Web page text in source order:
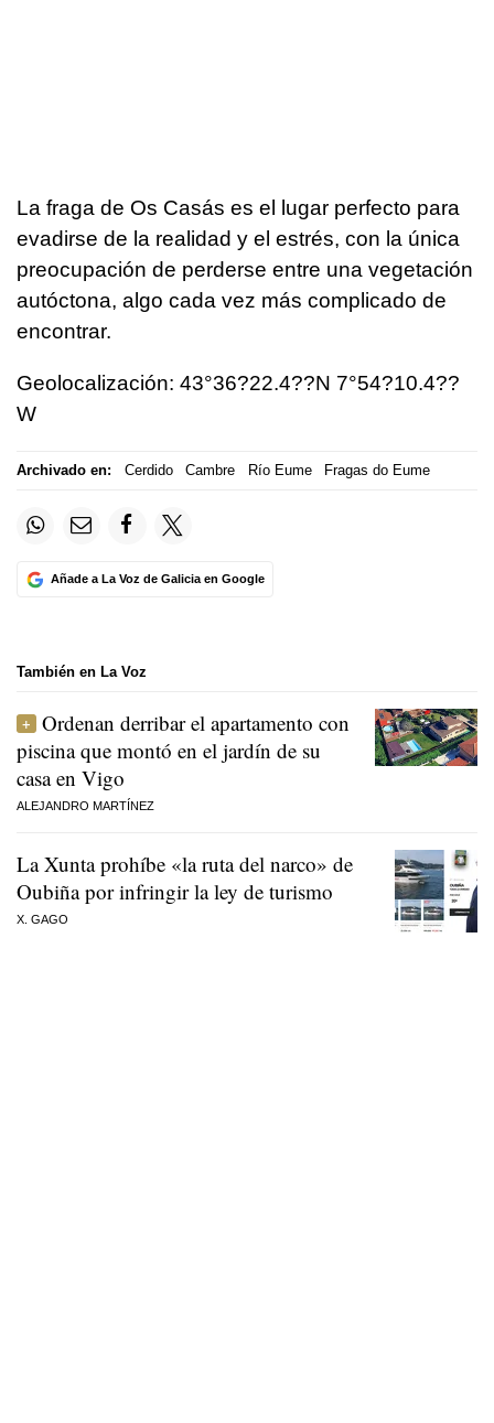
La fraga de Os Casás es el lugar perfecto para
evadirse de la realidad y el estrés, con la única
preocupación de perderse entre una vegetación
autóctona, algo cada vez más complicado de
encontrar.
Geolocalización: 43°36?22.4??N 7°54?10.4??
W
Archivado en: Cerdido Cambre Río Eume Fragas do Eume
Añade a La Voz de Galicia en Google
También en La Voz
Ordenan derribar el apartamento con
piscina que montó en el jardín de su
casa en Vigo
ALEJANDRO MARTÍNEZ
La Xunta prohíbe «la ruta del narco» de
Oubiña por infringir la ley de turismo
X. GAGO